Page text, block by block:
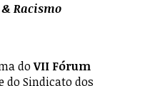
Racismo
doVII Fórum
do Sindicato dos